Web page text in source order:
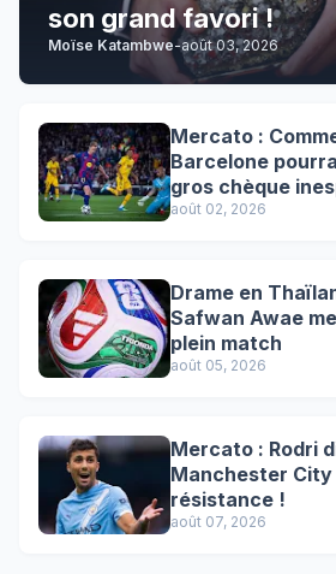
son grand favori !
Moïse Katambwe-août 03, 2026
Mercato :
Barcelone
gros chèque
août 02, 2026
Drame en
Safwan Awae
plein match
août 05, 2026
Mercato : Rodri
Manchester
résistance !
août 07, 2026